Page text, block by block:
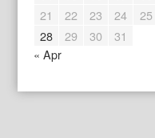
« Apr
21
22 23 24 25
28
29 30 31